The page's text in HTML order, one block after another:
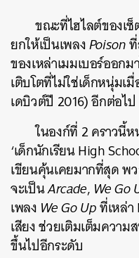
ขณะที่ไฮไลต์ของเ
ยกให้เป็นเพลงPoison
ของเหล่าเมมเบอร์ออก
เติบโตที่ไม่ใช่เด็กหนุ่มเ
เดบิวต์ปี 2016) อีกต่อไป
ในองก์ที่ 2 คราวนี้
‘เด็กนักเรียน High
เขียนคุ้นเคยมากที่สุด พ
จะเป็นArcade, We Go
เพลง We Go Upที่เหล่า
เสียง ช่วยเติมเต็มความ
ขึ้นไปอีกระดับ